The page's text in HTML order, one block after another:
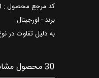
کد مرجع محصول : 95562805000
برند : اورجینال
به دلیل تفاوت در
30 محصول مشابه یافت شد